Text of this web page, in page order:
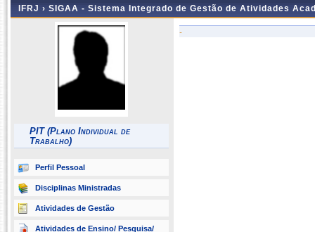
IFRJ › SIGAA - Sistema Integrado de Gestão de Atividades
PIT (Plano Individual de
Trabalho)
Perfil Pessoal
Disciplinas Ministradas
Atividades de Gestão
Atividades de Ensino/ Pesquisa/
-